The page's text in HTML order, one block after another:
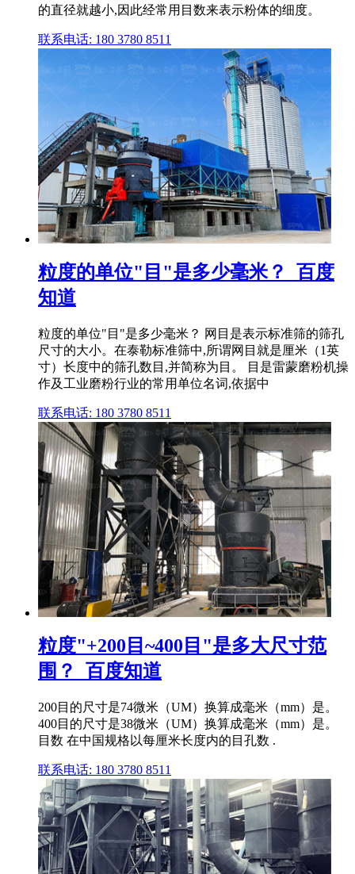
的直径就越小,因此经常用目数来表示粉体的细度。
联系电话: 180 3780 8511
粒度的单位"目"是多少毫米？_百度
知道
粒度的单位"目"是多少毫米？ 网目是表示标准筛的筛孔
尺寸的大小。在泰勒标准筛中,所谓网目就是厘米（1英
寸）长度中的筛孔数目,并简称为目。 目是雷蒙磨粉机操
作及工业磨粉行业的常用单位名词,依据中
联系电话: 180 3780 8511
粒度"+200目~400目"是多大尺寸范
围？_百度知道
200目的尺寸是74微米（UM）换算成毫米（mm）是。
400目的尺寸是38微米（UM）换算成毫米（mm）是。
目数 在中国规格以每厘米长度内的目孔数 .
联系电话: 180 3780 8511